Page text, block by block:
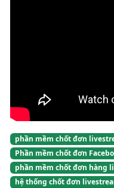
phần mềm chốt đơn
Phần mềm chốt đơn
phần mềm chốt đơn hàng
hệ thống chốt đơn